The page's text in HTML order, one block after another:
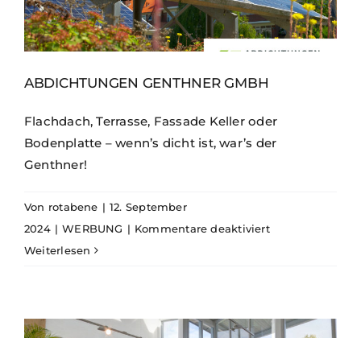
ABDICHTUNGEN GENTHNER GMBH
Flachdach, Terrasse, Fassade Keller oder
Bodenplatte – wenn’s dicht ist, war’s der
Genthner!
Von rotabene | 12. September
2024 | WERBUNG | Kommentare deaktiviertfür
Weiterlesen